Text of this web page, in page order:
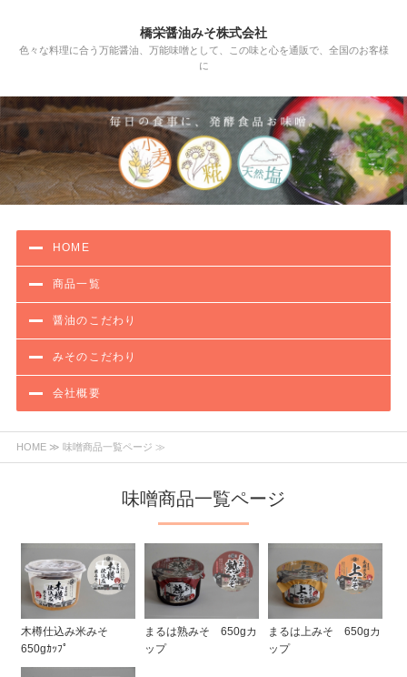
橋栄醤油みそ株式会社
色々な料理に合う万能醤油、万能味噌として、この味と心を通販で、全国のお客様
に
HOME
商品一覧
醤油のこだわり
みそのこだわり
会社概要
HOME≫ 味噌商品一覧ページ ≫
味噌商品一覧ページ
木樽仕込み米みそ
650gｶｯﾌﾟ
まるは熟みそ 650gカ
ップ
まるは上みそ 650gカ
ップ